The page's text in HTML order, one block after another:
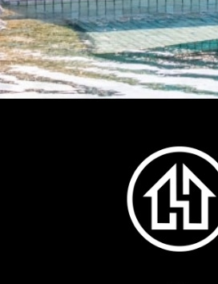
Alternative: